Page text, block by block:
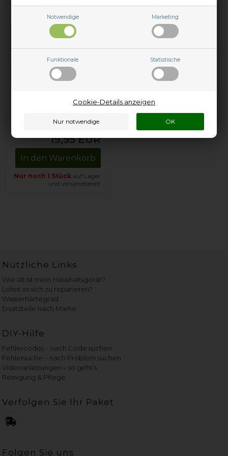
Notwendige Marketing
Funktionale Statistische
Cookie-Details anzeigen
19,95 EUR
In den Warenkorb
Nur noch 1 Stück auf Lager
und versandbereit
Nützliche Links
Wie alt ist mein Haushaltsgerät?
Lohnt es sich zu reparieren?
Wasserhärtegrad
Ersatzteile nach Marke
DIY-Hilfe
Fehlercodes – nach Code suchen
Fehlersuche – nach Problem suchen
Videoanleitungen – so geht’s
Reinigung & Pflege
Verfolgen Sie Ihr Paket
Folgen Sie uns